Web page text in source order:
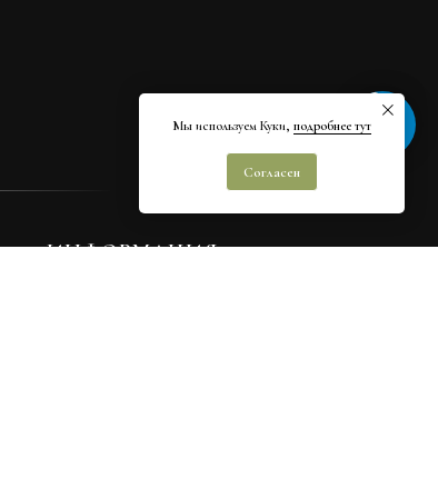
Быстрая связь
Мы используем Куки, подробнее тут
Согласен
ИНФОРМАЦИЯ